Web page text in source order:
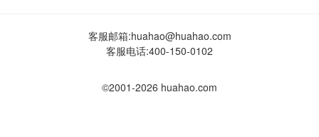
客服邮箱:huahao@huahao.com
客服电话:400-150-0102
©2001-2026 huahao.com